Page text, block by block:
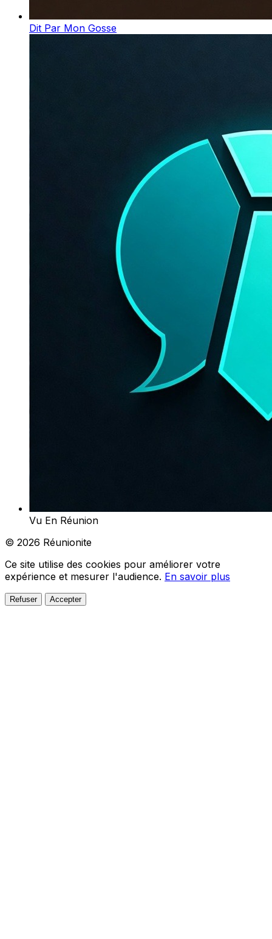
Dit Par Mon Gosse
Vu En Réunion
© 2026 Réunionite
Ce site utilise des cookies pour améliorer votre
expérience et mesurer l'audience. En savoir plus
Refuser Accepter